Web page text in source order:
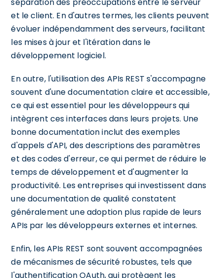
et le client. En d'autres termes, les clients peuvent
évoluer indépendamment des serveurs, facilitant
les mises à jour et l'itération dans le
développement logiciel.
En outre, l'utilisation des APIs REST s'accompagne
souvent d'une documentation claire et accessible,
ce qui est essentiel pour les développeurs qui
intègrent ces interfaces dans leurs projets. Une
bonne documentation inclut des exemples
d'appels d'API, des descriptions des paramètres
et des codes d'erreur, ce qui permet de réduire le
temps de développement et d'augmenter la
productivité. Les entreprises qui investissent dans
une documentation de qualité constatent
généralement une adoption plus rapide de leurs
APIs par les développeurs externes et internes.
Enfin, les APIs REST sont souvent accompagnées
de mécanismes de sécurité robustes, tels que
l'authentification OAuth, qui protègent les